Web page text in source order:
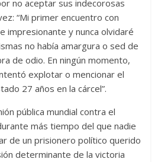
no aceptar sus indecorosas
“Mi primer encuentro con
impresionante y nunca olvidaré
no había amargura o sed de
de odio. En ningún momento,
explotar o mencionar el
27 años en la cárcel”.
pública mundial contra el
más tiempo del que nadie
de un prisionero político querido
determinante de la victoria